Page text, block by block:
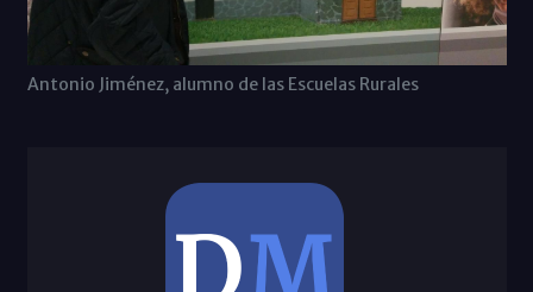
Antonio Jiménez, alumno de las Escuelas Rurales